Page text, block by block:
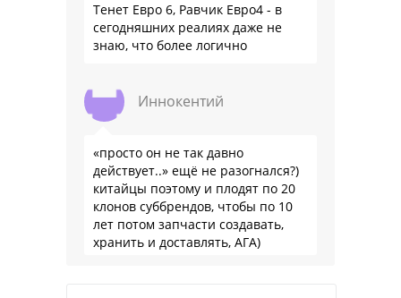
Тенет Евро 6, Равчик Евро4 - в
сегодняшних реалиях даже не
знаю, что более логично
Иннокентий
«просто он не так давно
действует..» ещё не разогнался?)
китайцы поэтому и плодят по 20
клонов суббрендов, чтобы по 10
лет потом запчасти создавать,
хранить и доставлять, АГА)